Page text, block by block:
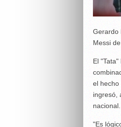
Gerardo
Messi
El
el hecho
ingresó,
nacional.
"Es